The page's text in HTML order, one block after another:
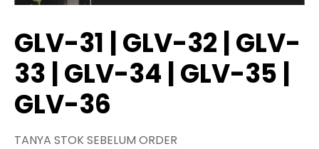
GLV-31 | GLV-32 | GLV-
33 | GLV-34 | GLV-35 |
GLV-36
TANYA STOK SEBELUM ORDER